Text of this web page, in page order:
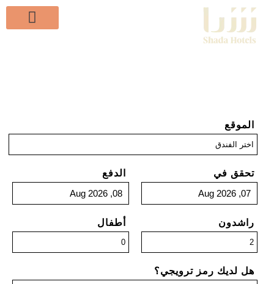
الموقع
تحقق في الدفع
راشدون أطفال
هل لديك رمز ترويجي؟